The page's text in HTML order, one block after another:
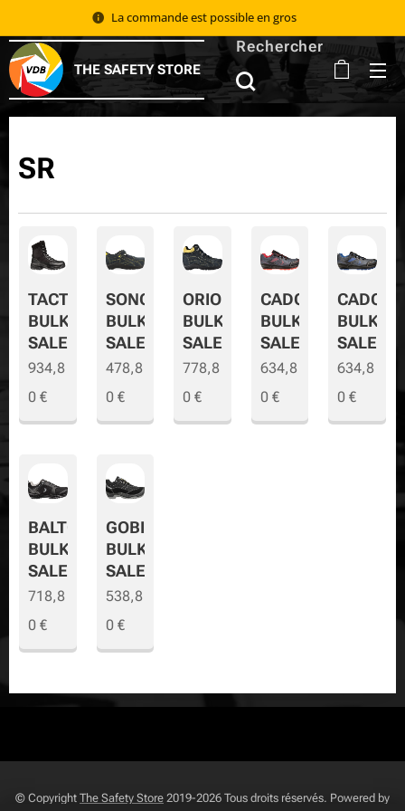
La commande est possible en gros 📦
THE SAFETY STORE
Rechercher
SR
TACTIC
BULK
SALE
934,8
0 €
SONORA
BULK
SALE
478,8
0€
ORION
BULK
SALE
778,8
0 €
CADOR
BULK
SALE
634,8
0€
CADOR-
BULK-
SALE
634,8
0 €
BALTO
BULK
SALE
718,8
0 €
GOBI
BULK
SALE
538,8
0€
© Copyright The Safety Store 2019-2026 Tous droits réservés. Powered by